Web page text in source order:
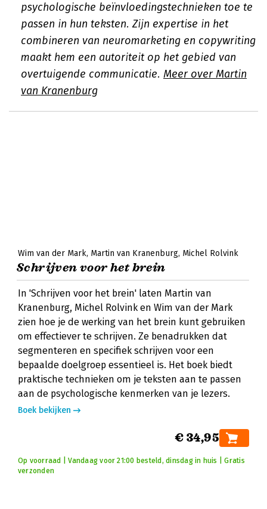
psychologische beïnvloedingstechnieken toe te
passen in hun teksten. Zijn expertise in het
combineren van neuromarketing en copywriting
maakt hem een autoriteit op het gebied van
overtuigende communicatie. Meer over Martin
van Kranenburg
Wim van der Mark Martin van Kranenburg Michel Rolvink
Schrijven voor het brein
In 'Schrijven voor het brein' laten Martin van
Kranenburg, Michel Rolvink en Wim van der Mark
zien hoe je de werking van het brein kunt gebruiken
om effectiever te schrijven. Ze benadrukken dat
segmenteren en specifiek schrijven voor een
bepaalde doelgroep essentieel is. Het boek biedt
praktische technieken om je teksten aan te passen
aan de psychologische kenmerken van je lezers.
Boek bekijken
€ 34,95
Op voorraad | Vandaag voor 21:00 besteld, dinsdag in huis | Gratis
verzonden